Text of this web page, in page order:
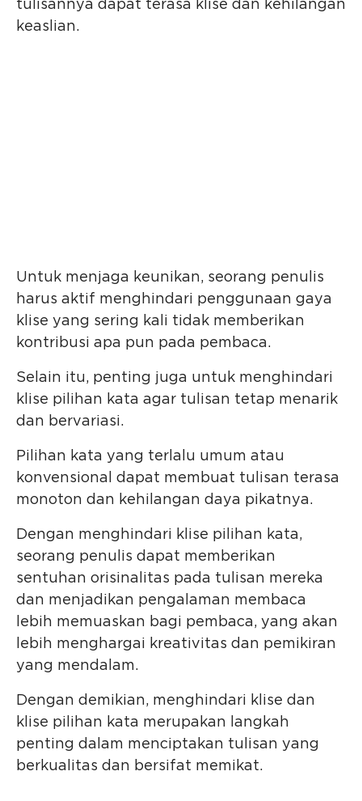
tulisannya dapat terasa klise dan kehilangan
keaslian.
Untuk menjaga keunikan, seorang penulis
harus aktif menghindari penggunaan gaya
klise yang sering kali tidak memberikan
kontribusi apa pun pada pembaca.
Selain itu, penting juga untuk menghindari
klise pilihan kata agar tulisan tetap menarik
dan bervariasi.
Pilihan kata yang terlalu umum atau
konvensional dapat membuat tulisan terasa
monoton dan kehilangan daya pikatnya.
Dengan menghindari klise pilihan kata,
seorang penulis dapat memberikan
sentuhan orisinalitas pada tulisan mereka
dan menjadikan pengalaman membaca
lebih memuaskan bagi pembaca, yang akan
lebih menghargai kreativitas dan pemikiran
yang mendalam.
Dengan demikian, menghindari klise dan
klise pilihan kata merupakan langkah
penting dalam menciptakan tulisan yang
berkualitas dan bersifat memikat.